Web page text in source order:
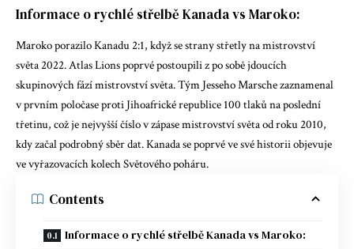
Informace o rychlé střelbě Kanada vs Maroko:
Maroko porazilo Kanadu 2:1, když se strany střetly na mistrovství
světa 2022. Atlas Lions poprvé postoupili z po sobě jdoucích
skupinových fází mistrovství světa. Tým Jesseho Marsche zaznamenal
v prvním poločase proti Jihoafrické republice 100 tlaků na poslední
třetinu, což je nejvyšší číslo v zápase mistrovství světa od roku 2010,
kdy začal podrobný sběr dat. Kanada se poprvé ve své historii objevuje
ve vyřazovacích kolech Světového poháru.
Contents
Informace o rychlé střelbě Kanada vs Maroko: